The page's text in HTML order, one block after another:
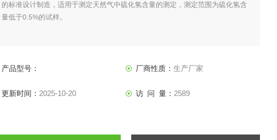
的标准设计制造，适用于测定天然气中硫化氢含量的测定，测定范围为硫化氢含
量低于0.5%的试样。
产品型号： 厂商性质：生产厂家
更新时间： 2025-10-20 访 问 量： 2589